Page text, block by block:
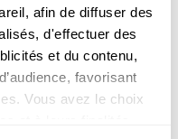
afin de diffuser des
d'effectuer des
et du contenu,
favorisant
Vous avez le choix